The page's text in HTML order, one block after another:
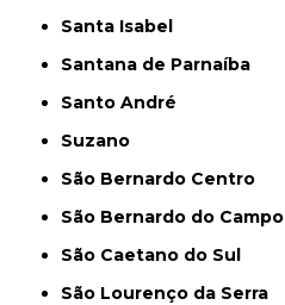
Santa Isabel
Santana de Parnaíba
Santo André
Suzano
São Bernardo Centro
São Bernardo do Campo
São Caetano do Sul
São Lourenço da Serra